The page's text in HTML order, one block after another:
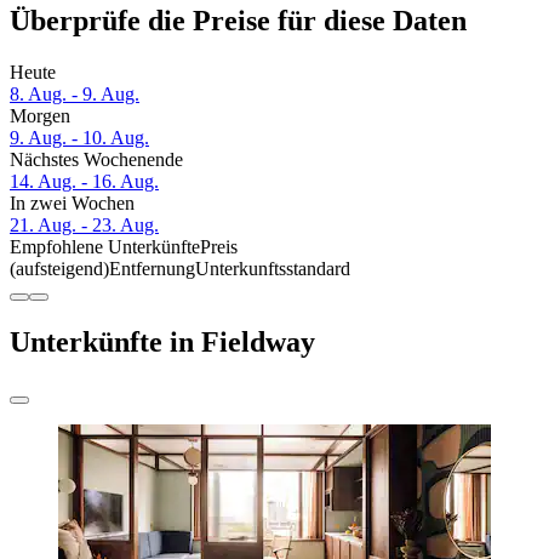
Überprüfe die Preise für diese Daten
Heute
8. Aug. - 9. Aug.
Morgen
9. Aug. - 10. Aug.
Nächstes Wochenende
14. Aug. - 16. Aug.
In zwei Wochen
21. Aug. - 23. Aug.
Empfohlene UnterkünftePreis
(aufsteigend)EntfernungUnterkunftsstandard
Unterkünfte in Fieldway